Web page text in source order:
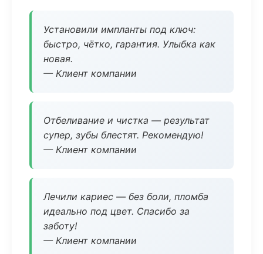
Установили импланты под ключ:
быстро, чётко, гарантия. Улыбка как
новая.
— Клиент компании
Отбеливание и чистка — результат
супер, зубы блестят. Рекомендую!
— Клиент компании
Лечили кариес — без боли, пломба
идеально под цвет. Спасибо за
заботу!
— Клиент компании